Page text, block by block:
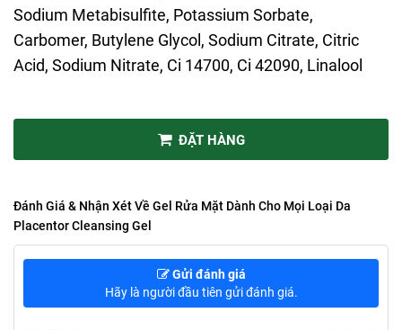
Sodium Metabisulfite, Potassium Sorbate,
Carbomer, Butylene Glycol, Sodium Citrate, Citric
Acid, Sodium Nitrate, Ci 14700, Ci 42090, Linalool
ĐẶT HÀNG
Đánh Giá & Nhận Xét Về Gel Rửa Mặt Dành Cho Mọi Loại Da
Placentor Cleansing Gel
Gửi đánh giá
Hãy là người đầu tiên gửi đánh giá.